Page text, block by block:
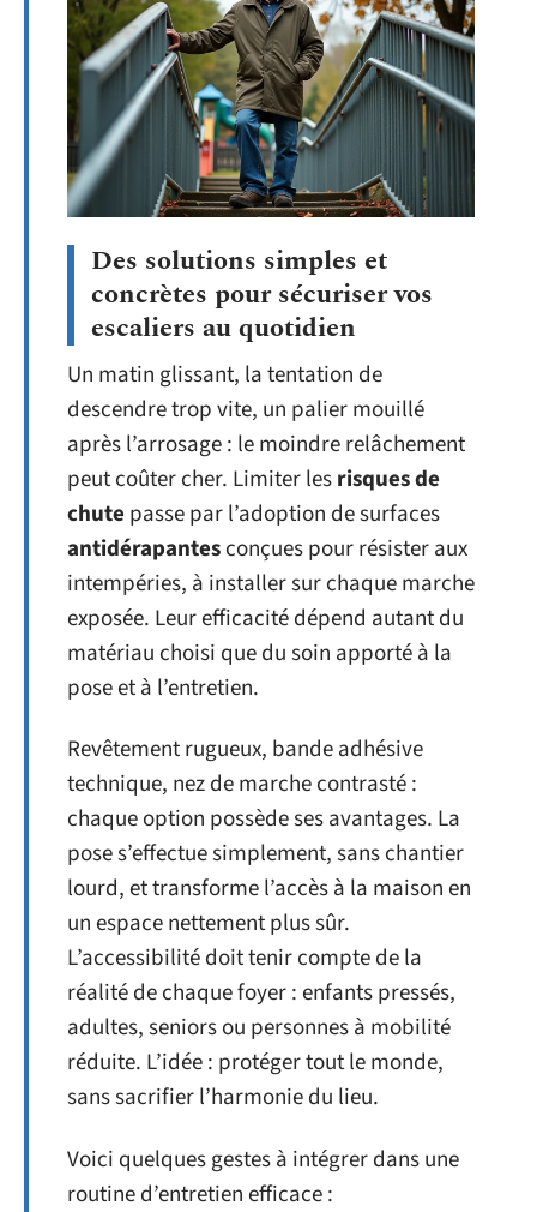
Des solutions simples et
concrètes pour sécuriser vos
escaliers au quotidien
Un matin glissant, la tentation de
descendre trop vite, un palier mouillé
après l’arrosage : le moindre relâchement
peut coûter cher. Limiter lesrisques de
chute passe par l’adoption de surfaces
antidérapantesconçues pour résister aux
intempéries, à installer sur chaque marche
exposée. Leur efficacité dépend autant du
matériau choisi que du soin apporté à la
pose et à l’entretien.
Revêtement rugueux, bande adhésive
technique, nez de marche contrasté :
chaque option possède ses avantages. La
pose s’effectue simplement, sans chantier
lourd, et transforme l’accès à la maison en
un espace nettement plus sûr.
L’accessibilité doit tenir compte de la
réalité de chaque foyer : enfants pressés,
adultes, seniors ou personnes à mobilité
réduite. L’idée : protéger tout le monde,
sans sacrifier l’harmonie du lieu.
Voici quelques gestes à intégrer dans une
routine d’entretien efficace :